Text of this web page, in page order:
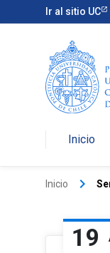
Ir al sitio UC
Inicio
Inicio keyboard_arrow_right
19